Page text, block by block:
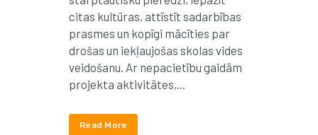
citas kultūras, attīstīt sadarbības
prasmes un kopīgi mācīties par
drošas un iekļaujošas skolas vides
veidošanu. Ar nepacietību gaidām
projekta aktivitātes,...
Read More